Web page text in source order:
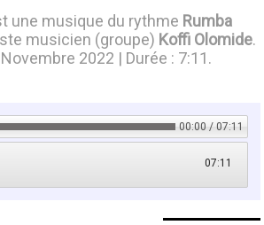
une musique du rythme Rumba
musicien (groupe) Koffi Olomide.
2022 | Durée : 7:11.
00:00 / 07:11
07:11